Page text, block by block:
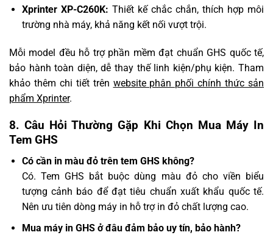
Xprinter XP-C260K: Thiết kế chắc chắn, thích hợp môi
trường nhà máy, khả năng kết nối vượt trội.
Mỗi model đều hỗ trợ phần mềm đạt chuẩn GHS quốc tế,
bảo hành toàn diện, dễ thay thế linh kiện/phụ kiện. Tham
khảo thêm chi tiết trên website phân phối chính thức sản
phẩm Xprinter.
8. Câu Hỏi Thường Gặp Khi Chọn Mua Máy In
Tem GHS
Có cần in màu đỏ trên tem GHS không?
Có. Tem GHS bắt buộc dùng màu đỏ cho viền biểu
tượng cảnh báo để đạt tiêu chuẩn xuất khẩu quốc tế.
Nên ưu tiên dòng máy in hỗ trợ in đỏ chất lượng cao.
Mua máy in GHS ở đâu đảm bảo uy tín, bảo hành?